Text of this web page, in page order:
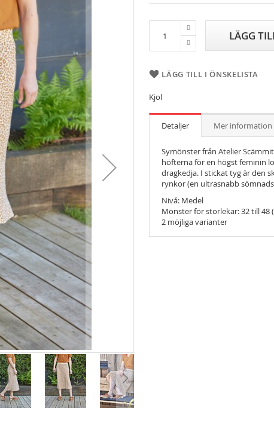
LÄGG
LÄGG TILL I ÖNSKELISTA
Kjol
Detaljer
Symönster från Atelier
höfterna för en högst feminin
dragkedja. I stickat tyg är den
rynkor (en ultrasnabb
Nivå: Medel
Mönster för storlekar: 32 till 48
2 möjliga varianter
Mer information